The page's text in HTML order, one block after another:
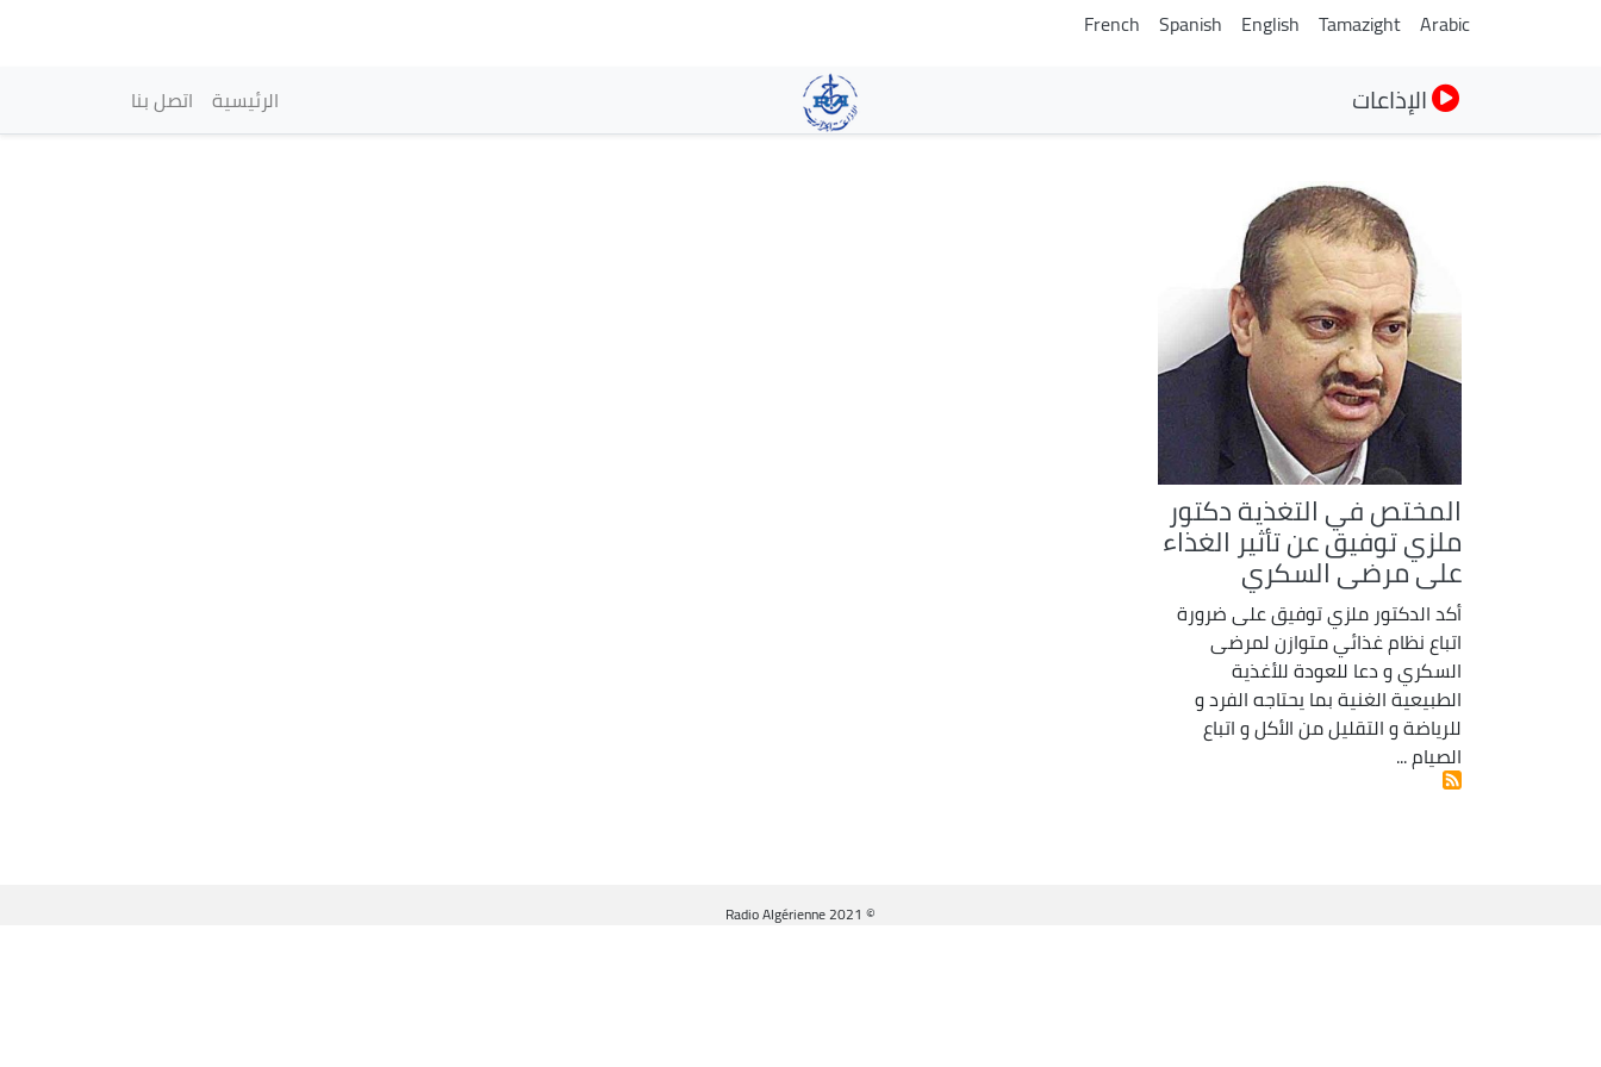
Arabic
Tamazight
English
Spanish
French
الإذاعات principale
الرئيسية اتصل بنا
المختص في التغذية دكتور
ملزي توفيق عن تأثير الغذاء
على مرضى السكري
أكد الدكتور ملزي توفيق على ضرورة
اتباع نظام غذائي متوازن لمرضى
السكري و دعا للعودة للأغذية
الطبيعية الغنية بما يحتاجه الفرد و
للرياضة و التقليل من الأكل و اتباع
الصيام ...
© Radio Algérienne 2021